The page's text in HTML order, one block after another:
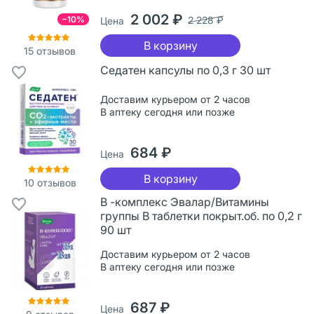
−10%
15 отзывов
Цена 2 002 ₽ 2 228 ₽
В корзину
10 отзывов
Седатен капсулы по 0,3 г 30 шт
Доставим курьером от 2 часов
В аптеку сегодня или позже
Цена 684 ₽
В корзину
В -комплекс Эвалар/Витамины
группы В таблетки покрыт.об. по 0,2 г
90 шт
Доставим курьером от 2 часов
В аптеку сегодня или позже
Цена 687 ₽